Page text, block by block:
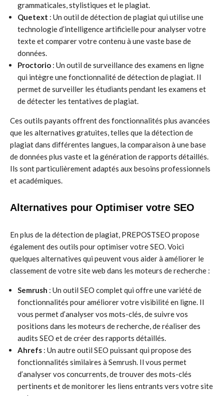
grammaticales, stylistiques et le plagiat.
Quetext : Un outil de détection de plagiat qui utilise une
technologie d’intelligence artificielle pour analyser votre
texte et comparer votre contenu à une vaste base de
données.
Proctorio : Un outil de surveillance des examens en ligne
qui intègre une fonctionnalité de détection de plagiat. Il
permet de surveiller les étudiants pendant les examens et
de détecter les tentatives de plagiat.
Ces outils payants offrent des fonctionnalités plus avancées
que les alternatives gratuites, telles que la détection de
plagiat dans différentes langues, la comparaison à une base
de données plus vaste et la génération de rapports détaillés.
Ils sont particulièrement adaptés aux besoins professionnels
et académiques.
Alternatives pour Optimiser votre SEO
En plus de la détection de plagiat, PREPOSTSEO propose
également des outils pour optimiser votre SEO. Voici
quelques alternatives qui peuvent vous aider à améliorer le
classement de votre site web dans les moteurs de recherche :
Semrush : Un outil SEO complet qui offre une variété de
fonctionnalités pour améliorer votre visibilité en ligne. Il
vous permet d’analyser vos mots-clés, de suivre vos
positions dans les moteurs de recherche, de réaliser des
audits SEO et de créer des rapports détaillés.
Ahrefs : Un autre outil SEO puissant qui propose des
fonctionnalités similaires à Semrush. Il vous permet
d’analyser vos concurrents, de trouver des mots-clés
pertinents et de monitorer les liens entrants vers votre site